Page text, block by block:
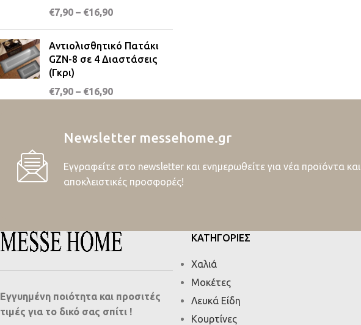
€7,90 – €16,90
Αντιολισθητικό Πατάκι
GZN-8 σε 4 Διαστάσεις
(Γκρι)
€7,90 – €16,90
Newsletter messehome.gr
Εγγραφείτε στο newsletter και ενημερωθείτε για νέα προϊόντα και
αποκλειστικές προσφορές!
Εγγυημένη ποιότητα και προσιτές
τιμές για το δικό σας σπίτι !
ΚΑΤΗΓΟΡΙΕΣ
Χαλιά
Μοκέτες
Λευκά Είδη
Κουρτίνες